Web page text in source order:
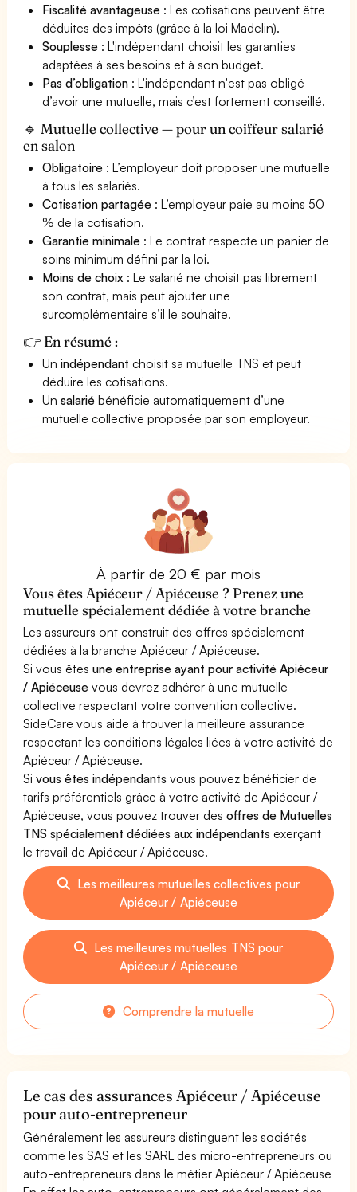
Fiscalité avantageuse : Les cotisations peuvent être
déduites des impôts (grâce à la loi Madelin).
Souplesse : L'indépendant choisit les garanties
adaptées à ses besoins et à son budget.
Pas d’obligation : L'indépendant n'est pas obligé
d’avoir une mutuelle, mais c’est fortement conseillé.
🔹 Mutuelle collective — pour un coiffeur salarié
en salon
Obligatoire : L’employeur doit proposer une mutuelle
à tous les salariés.
Cotisation partagée : L’employeur paie au moins 50
% de la cotisation.
Garantie minimale : Le contrat respecte un panier de
soins minimum défini par la loi.
Moins de choix : Le salarié ne choisit pas librement
son contrat, mais peut ajouter une
surcomplémentaire s’il le souhaite.
👉 En résumé :
Unindépendant choisit sa mutuelle TNS et peut
déduire les cotisations.
Unsalarié bénéficie automatiquement d’une
mutuelle collective proposée par son employeur.
À partir de 20 € par mois
Vous êtes Apiéceur / Apiéceuse ? Prenez une
mutuelle spécialement dédiée à votre branche
Les assureurs ont construit des offres spécialement
dédiées à la branche Apiéceur / Apiéceuse.
Si vous êtesune entreprise ayant pour activité Apiéceur
/ Apiéceuse vous devrez adhérer à une mutuelle
collective respectant votre convention collective.
SideCare vous aide à trouver la meilleure assurance
respectant les conditions légales liées à votre activité de
Apiéceur / Apiéceuse.
Sivous êtes indépendants vous pouvez bénéficier de
tarifs préférentiels grâce à votre activité de Apiéceur /
Apiéceuse, vous pouvez trouver desoffres de Mutuelles
TNS spécialement dédiées aux indépendants exerçant
le travail de Apiéceur / Apiéceuse.
Les meilleures mutuelles collectives pour
Apiéceur / Apiéceuse
Les meilleures mutuelles TNS pour
Apiéceur / Apiéceuse
Comprendre la mutuelle
Le cas des assurances Apiéceur / Apiéceuse
pour auto-entrepreneur
Généralement les assureurs distinguent les sociétés
comme les SAS et les SARL des micro-entrepreneurs ou
auto-entrepreneurs dans le métier Apiéceur / Apiéceuse